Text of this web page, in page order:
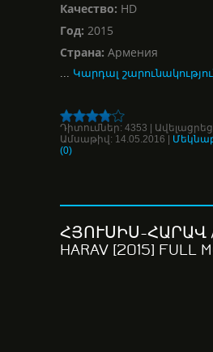
Качество: HD
Год: 2015
Страна: Армения
... Կարդալ
Դիտումներ: 4353
Ամսաթիվ: 14.05.2016
(0)
ՀՅՈՒՍԻՍ-ՀԱՐԱՎ /
HARAV [2015] FULL